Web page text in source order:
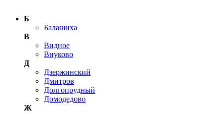
Б
Балашиха
В
Видное
Внуково
Д
Дзержинский
Дмитров
Долгопрудный
Домодедово
Ж